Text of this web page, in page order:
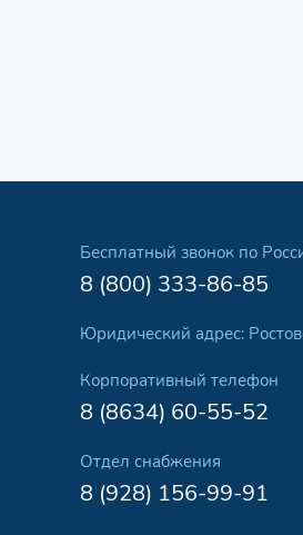
Бесплатный звонок по
8 (800) 333-86-85
Юридический адрес:
Корпоративный телефон
8 (8634) 60-55-52
Отдел снабжения
8 (928) 156-99-91